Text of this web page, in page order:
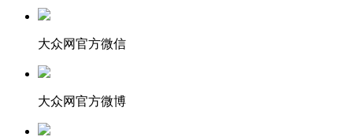
大众网官方微信
大众网官方微博